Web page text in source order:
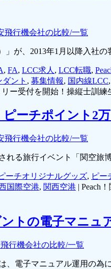
飛行機会社の比較/一覧
」が、2013年1月以降入社
, FA, LCC求人 , LCC転職,
ント , 募集情報, 国内線LCC,
ー受付を開始！操縦士訓
ピーチポイント2
飛行機会社の比較/一覧
れる旅行イベント「関空
ーチオリジナルグッズ, ピー
国際空港, 関西空港 | Peach
トの電子マニュ
行機会社の比較/一覧
、電子マニュアル運用の